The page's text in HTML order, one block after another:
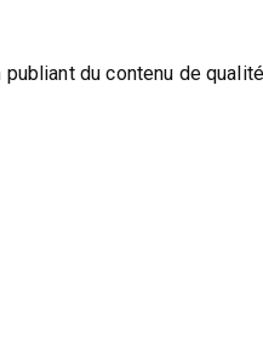
du contenu de